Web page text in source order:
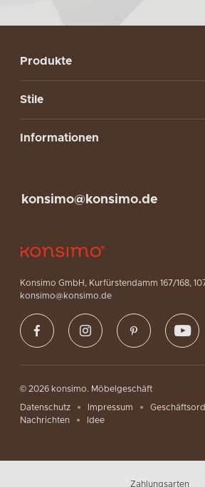
Produkte
Stile
Informationen
Konsimo GmbH, Kurfürstendamm 167/168,
konsimo@konsimo.de
konsimo@konsimo.de
© 2026 konsimo. Möbelgeschäft
Datenschutz Impressum
Nachrichten
Idee
Zahlungsarten